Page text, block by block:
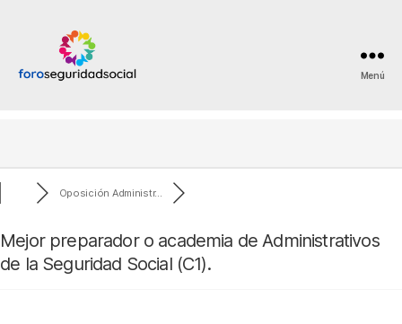
Menú
Oposición Administr...
Mejor preparador o academia de Administrativos
de la Seguridad Social (C1).